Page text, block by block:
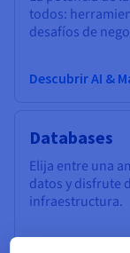
todos:
desafíos de
Descubrir AI &
Databases
Elija entre una
datos y disfrute
infraestructura.